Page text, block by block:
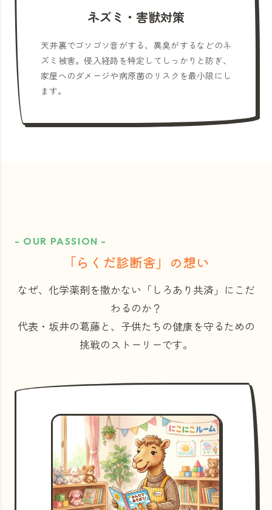
ネズミ・害獣対策
天井裏でゴソゴソ音がする、異臭がするなどのネ
ズミ被害。侵入経路を特定してしっかりと防ぎ、
家屋へのダメージや病原菌のリスクを最小限にし
ます。
- OUR PASSION -
「らくだ診断舎」の想い
なぜ、化学薬剤を撒かない「しろあり共済」にこだ
わるのか？
代表・坂井の葛藤と、子供たちの健康を守るための
挑戦のストーリーです。